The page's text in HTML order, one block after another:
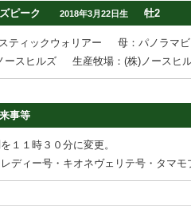
ピーク
2018年3月22日生 牡2
ティックウォリアー
母：パノラマ
ースヒルズ
生産牧場：(株)ノースヒ
事等
１１時３０分に変更。
ディー号・キオネヴェリテ号・タマ